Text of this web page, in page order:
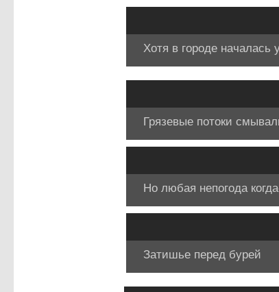
Хотя в городе началась
Грязевые потоки
Но любая непогода
Затишье перед бурей